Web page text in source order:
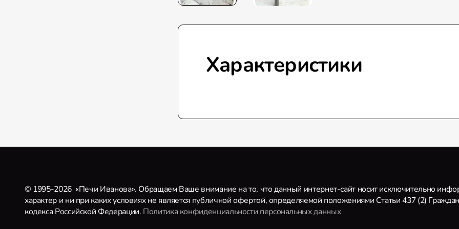
Характеристики
© 1995-2026 «Печи Иванова». Обращаем Ваше внимание на то, что данный интернет-сайт носит исключительно
характер и ни при каких условиях не является публичной офертой, определяемой положениями Статьи 437 (2)
кодекса Российской Федерации. Политика конфиденциальности персональных данных